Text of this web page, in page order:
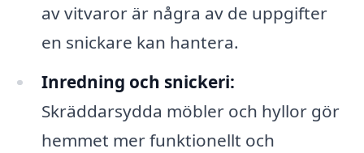
av vitvaror är några av de uppgifter
en snickare kan hantera.
Inredning och snickeri:
Skräddarsydda möbler och hyllor gör
hemmet mer funktionellt och